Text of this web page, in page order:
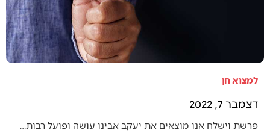
למצוא חן
דצמבר 7, 2022
פרשת וישלח אנו מוצאים את יעקב אבינו עושה ופועל רבות…